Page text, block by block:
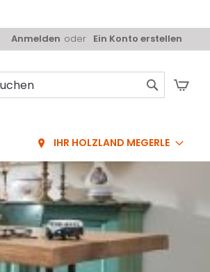
Anmelden Ein Konto erstellen
IHR HOLZLAND MEGERLE